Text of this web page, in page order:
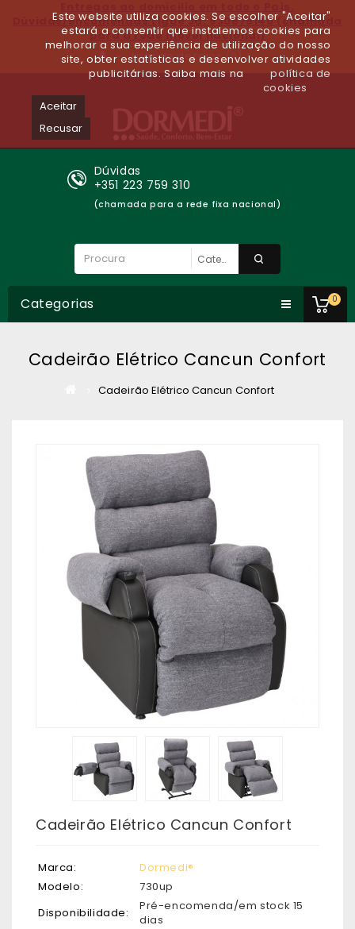
Dúvidas/encomendas Ligue Já: 930679140 (chamada
para a rede móvel nacional)
Lista de desejos (0)
0
Dúvidas
+351 223 759 310
(chamada para a rede fixa nacional)
Categorias
Cadeirão Elétrico Cancun Confort
Cadeirão Elétrico Cancun Confort
Cadeirão Elétrico Cancun Confort
Marca:
Dormedi®
Modelo:
730up
Disponibilidade:
Pré-encomenda/em stock 15
dias
Este website utiliza cookies. Se escolher "Aceitar"
estará a consentir que instalemos cookies para
melhorar a sua experiência de utilização do nosso
site, obter estatísticas e desenvolver atividades
publicitárias. Saiba mais na
política de
cookies
Aceitar
Recusar